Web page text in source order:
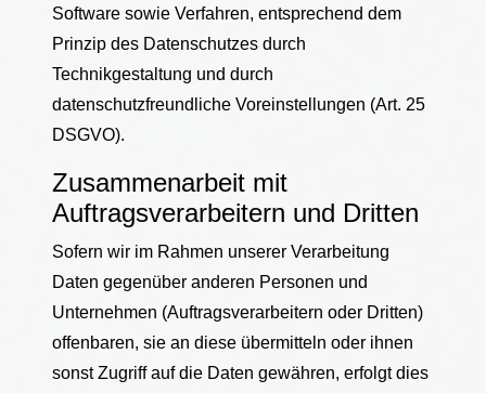
Software sowie Verfahren, entsprechend dem
Prinzip des Datenschutzes durch
Technikgestaltung und durch
datenschutzfreundliche Voreinstellungen (Art. 25
DSGVO).
Zusammenarbeit mit
Auftragsverarbeitern und Dritten
Sofern wir im Rahmen unserer Verarbeitung
Daten gegenüber anderen Personen und
Unternehmen (Auftragsverarbeitern oder Dritten)
offenbaren, sie an diese übermitteln oder ihnen
sonst Zugriff auf die Daten gewähren, erfolgt dies